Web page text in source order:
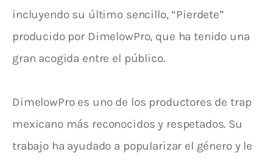
incluyendo su último sencillo, “Pierdete”
producido por DimelowPro, que ha tenido una
gran acogida entre el público.
DimelowPro es uno de los productores de trap
mexicano más reconocidos y respetados. Su
trabajo ha ayudado a popularizar el género y le